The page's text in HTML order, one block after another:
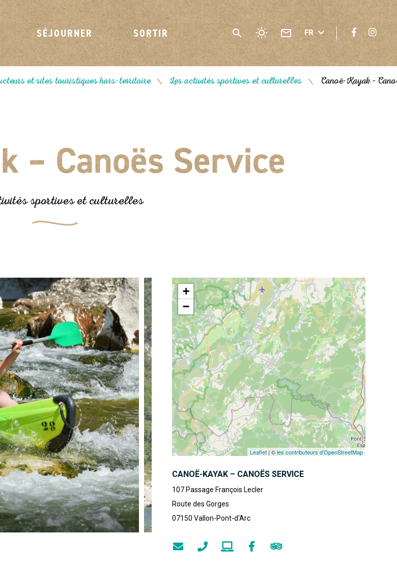
SÉJOURNER SORTIR FR
et sites touristiques hors-territoire / Les activités sportives et culturelles / Canoë-Kayak –
– Canoës Service
sportives et culturelles
+
−
Leaflet | ©les contributeurs d’OpenStreetMap
CANOË-KAYAK – CANOËS SERVICE
107 Passage François Lecler
Route des Gorges
07150 Vallon-Pont-d'Arc